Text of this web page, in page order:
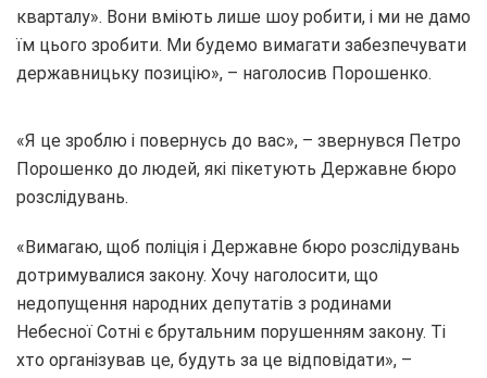
кварталу». Вони вміють лише шоу робити, і ми не дамо
їм цього зробити. Ми будемо вимагати забезпечувати
державницьку позицію», – наголосив Порошенко.
«Я це зроблю і повернусь до вас», – звернувся Петро
Порошенко до людей, які пікетують Державне бюро
розслідувань.
«Вимагаю, щоб поліція і Державне бюро розслідувань
дотримувалися закону. Хочу наголосити, що
недопущення народних депутатів з родинами
Небесної Сотні є брутальним порушенням закону. Ті
хто організував це, будуть за це відповідати», –